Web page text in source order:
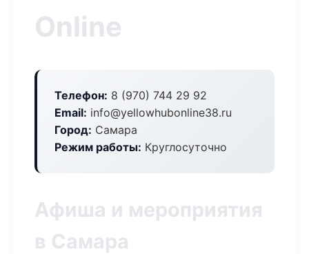
Online
Телефон: 8 (970) 744 29 92
Email: info@yellowhubonline38.ru
Город: Самара
Режим работы: Круглосуточно
Афиша и мероприятия
в Самара